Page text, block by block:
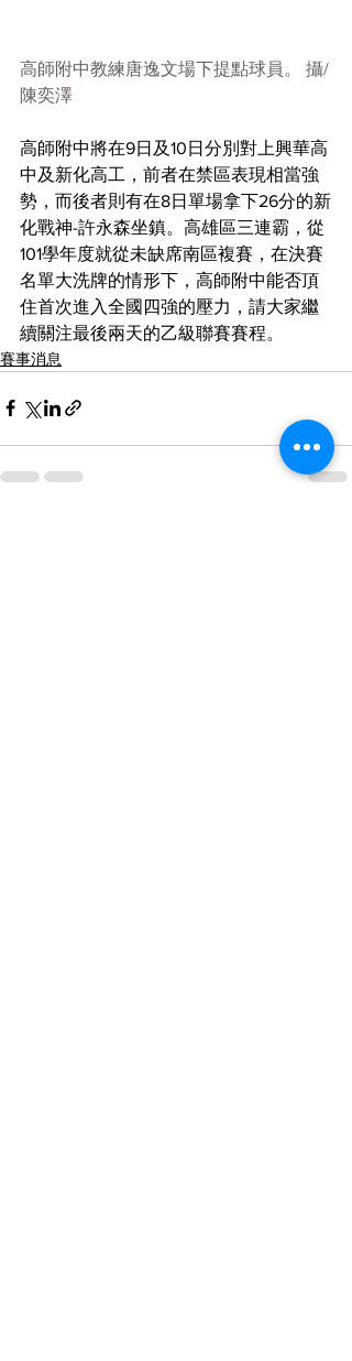
高師附中教練唐逸文場下提點球員。 攝/
陳奕澤
高師附中將在9日及10日分別對上興華高
中及新化高工，前者在禁區表現相當強
勢，而後者則有在8日單場拿下26分的新
化戰神-許永森坐鎮。高雄區三連霸，從
101學年度就從未缺席南區複賽，在決賽
名單大洗牌的情形下，高師附中能否頂
住首次進入全國四強的壓力，請大家繼
續關注最後兩天的乙級聯賽賽程。
賽事消息